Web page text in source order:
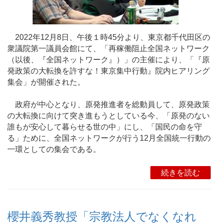
2022年12月8日、午後１時45分より、東京都千代田区の
衆議院第一議員会館にて、「再稼働阻止全国ネットワーク
（以後、『全国ネットワーク』）」の主催により、「『原
発政策の大転換を許すな！東京集中行動』院内ヒアリング
集会」が開催された。
政府が中心となり、原発推進者を総動員して、原発政策
の大転換に向けて突き進もうとしている今、「原発のない
誰もが安心して暮らせる世の中」にし、「国民の命を守
る」ために、全国ネットワークが行う12月全国統一行動の
一環としての集会である。
続きを読む
櫻井義秀教授「宗教法人でなくなれ